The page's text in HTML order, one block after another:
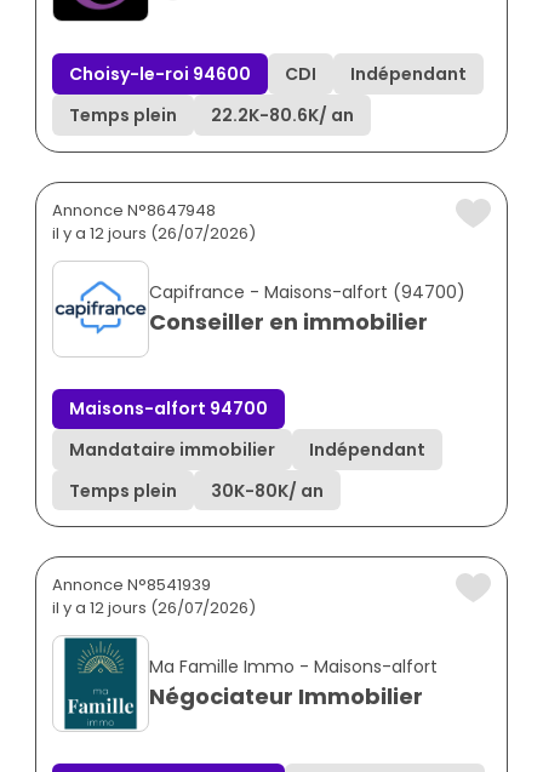
Choisy-le-roi 94600 CDI
Indépendant
Temps plein
22.2K-80.6K/ an
Annonce N°8647948
il y a 12 jours (26/07/2026)
Capifrance - Maisons-alfort (94700)
Conseiller en immobilier
Maisons-alfort 94700
Mandataire immobilier
Indépendant
Temps plein
30K-80K/ an
Annonce N°8541939
il y a 12 jours (26/07/2026)
Ma Famille Immo - Maisons-alfort
Négociateur Immobilier